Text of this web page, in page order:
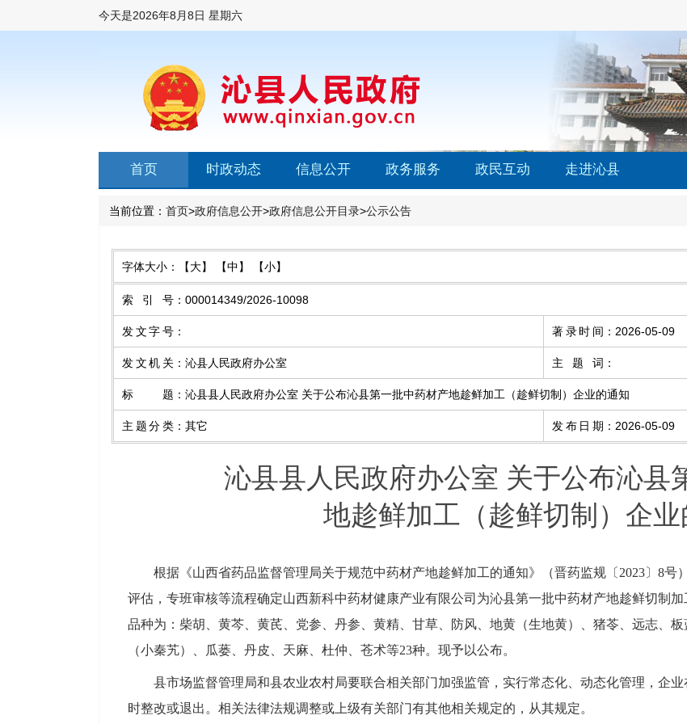
今天是2026年8月8日 星期六
首页 时政动态 信息公开 政务服务 政民互动 走进沁县
当前位置： 首页>政府信息公开>政府信息公开目录>公示公告
字体大小： 【大】 【中】 【小】
索引号 ： 000014349/2026-10098
发文字号 ： 著录时间 ： 2026-05-09
发文机关 ： 沁县人民政府办公室 主题词 ：
标题 ： 沁县县人民政府办公室 关于公布沁县第一批中药材产地趁鲜加工（趁鲜切制）企业的通知
主题分类 ： 其它 发布日期 ： 2026-05-09
沁县县人民政府办公室 关于公布沁县
地趁鲜加工（趁鲜切制）企业
根据《山西省药品监督管理局关于规范中药材产地趁鲜加工的通知》（晋药监规〔2023〕8号
评估，专班审核等流程确定山西新科中药材健康产业有限公司为沁县第一批中药材产地趁鲜切制
品种为：柴胡、黄芩、黄芪、党参、丹参、黄精、甘草、防风、地黄（生地黄）、猪苓、远志、
（小秦艽）、瓜蒌、丹皮、天麻、杜仲、苍术等23种。现予以公布。
县市场监督管理局和县农业农村局要联合相关部门加强监管，实行常态化、动态化管理，企
时整改或退出。相关法律法规调整或上级有关部门有其他相关规定的，从其规定。